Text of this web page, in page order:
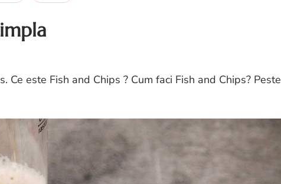
Ce este Fish and Chips ? Cum faci Fish and Chips? Peste